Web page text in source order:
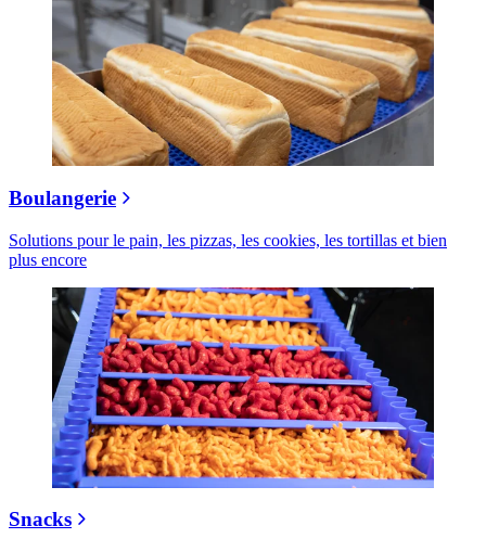
Boulangerie
Solutions pour le pain, les pizzas, les cookies, les tortillas et bien
plus encore
Snacks